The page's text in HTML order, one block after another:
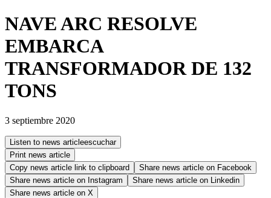
NAVE ARC RESOLVE
EMBARCA
TRANSFORMADOR DE 132
TONS
3 septiembre 2020
Listen to news articleescuchar
Print news article
Copy news article link to clipboard
Share news article on Facebook
Share news article on Instagram Share news article on
Linkedin
Share news article on X